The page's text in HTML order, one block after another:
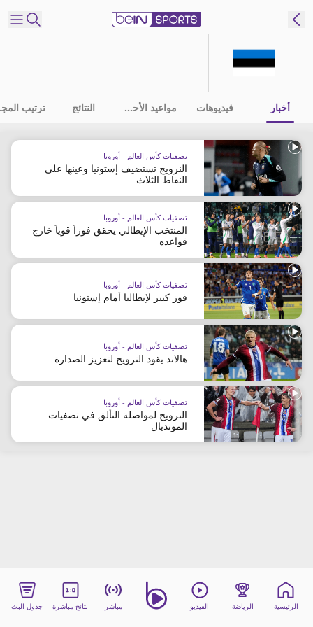
اللغة EN ع
إدارة
التنبيهات
انضم
إلى
قائمة
النشرة
الإخبارية
اتصل بنا
beIN CONNECT
beIN MEDIA GROUP
ترددات beIN SPORTS
الأسئلة الأكثر شيوعاً
دليل التلفاز
احصل على beIN
معلومات عن هذا الموقع
أخبار فيديوهات مواعيد الأحداث النتائج
تصفيات كأس العالم - أوروبا
النرويج تستضيف إستونيا وعينها على
النقاط الثلاث
تصفيات كأس العالم - أوروبا
المنتخب الإيطالي يحقق فوزاً قوياً خارج
قواعده
تصفيات كأس العالم - أوروبا
فوز كبير لإيطاليا أمام إستونيا
تصفيات كأس العالم - أوروبا
هالاند يقود النرويج لتعزيز الصدارة
تصفيات كأس العالم - أوروبا
النرويج لمواصلة التألق في تصفيات
المونديال
الرئيسية الرياضة الفيديو مباشر نتائج مباشرة جدول البث